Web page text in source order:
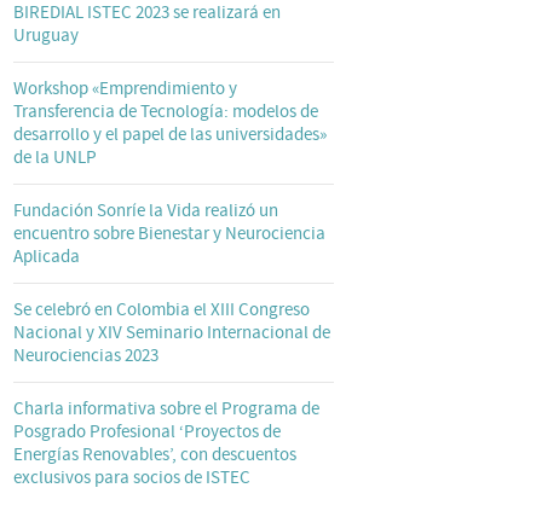
BIREDIAL ISTEC 2023 se realizará en
Uruguay
Workshop «Emprendimiento y
Transferencia de Tecnología: modelos de
desarrollo y el papel de las universidades»
de la UNLP
Fundación Sonríe la Vida realizó un
encuentro sobre Bienestar y Neurociencia
Aplicada
Se celebró en Colombia el XIII Congreso
Nacional y XIV Seminario Internacional de
Neurociencias 2023
Charla informativa sobre el Programa de
Posgrado Profesional ‘Proyectos de
Energías Renovables’, con descuentos
exclusivos para socios de ISTEC